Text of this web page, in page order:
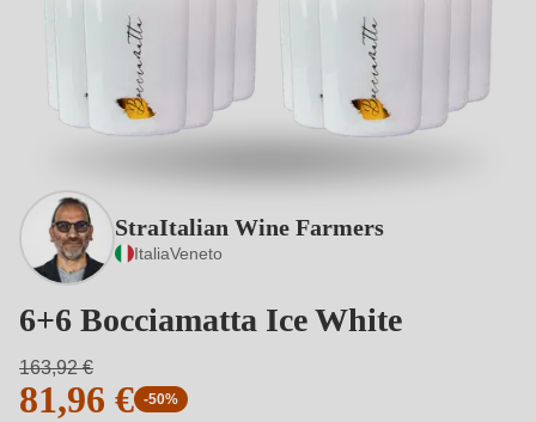
StraItalian Wine Farmers
ItaliaVeneto
6+6 Bocciamatta Ice White
163,92 €
81,96 € -50%